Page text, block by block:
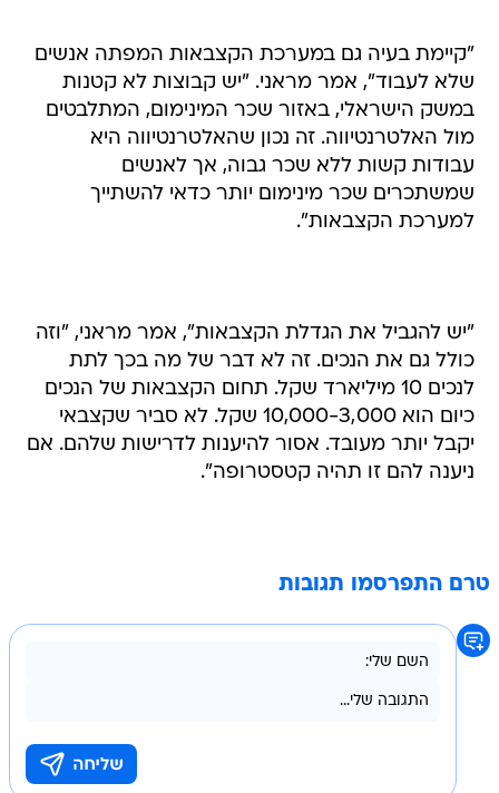
"קיימת בעיה גם במערכת הקצבאות המפתה אנשים
שלא לעבוד", אמר מראני. "יש קבוצות לא קטנות
במשק הישראלי, באזור שכר המינימום, המתלבטים
מול האלטרנטיווה. זה נכון שהאלטרנטיווה היא
עבודות קשות ללא שכר גבוה, אך לאנשים
שמשתכרים שכר מינימום יותר כדאי להשתייך
למערכת הקצבאות".
"יש להגביל את הגדלת הקצבאות", אמר מראני, "וזה
כולל גם את הנכים. זה לא דבר של מה בכך לתת
לנכים 10 מיליארד שקל. תחום הקצבאות של הנכים
כיום הוא 10,000-3,000 שקל. לא סביר שקצבאי
יקבל יותר מעובד. אסור להיענות לדרישות שלהם. אם
ניענה להם זו תהיה קטסטרופה".
טרם התפרסמו תגובות